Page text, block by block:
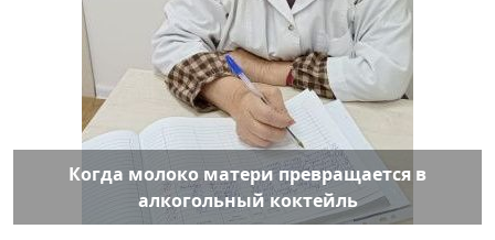
Когда молоко матери превращается в
алкогольный коктейль